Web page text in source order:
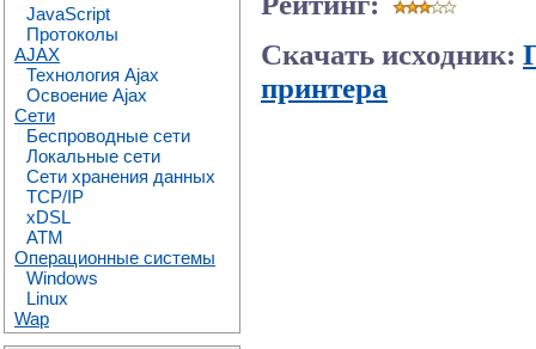
JavaScript
Протоколы
AJAX
Технология Ajax
Освоение Ajax
Сети
Беспроводные сети
Локальные сети
Сети хранения данных
TCP/IP
xDSL
ATM
Операционные системы
Windows
Linux
Wap
Скачать исходник:
принтера